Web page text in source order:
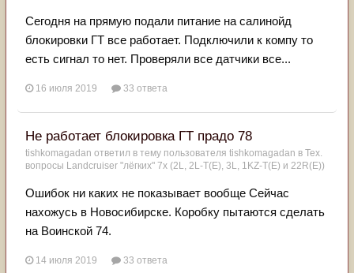
Сегодня на прямую подали питание на салинойд
блокировки ГТ все работает. Подключили к компу то
есть сигнал то нет. Проверяли все датчики все...
16 июля 2019 33 ответа
Не работает блокировка ГТ прадо 78
tishkomagadan ответил в тему пользователя tishkomagadan в Тех.
вопросы Landcruiser "лёгких" 7x (2L, 2L-T(Е), 3L, 1KZ-T(E) и 22R(Е))
Ошибок ни каких не показывает вообще Сейчас
нахожусь в Новосибирске. Коробку пытаются сделать
на Воинской 74.
14 июля 2019 33 ответа